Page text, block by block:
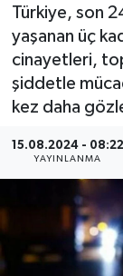
Türkiye, son
yaşanan üç
cinayetleri,
şiddetle
kez daha
15.08.2024 - 08:22
YAYINLANMA
SAĞLIK
İLÇE
KÜLTÜR-
Tüm
Son